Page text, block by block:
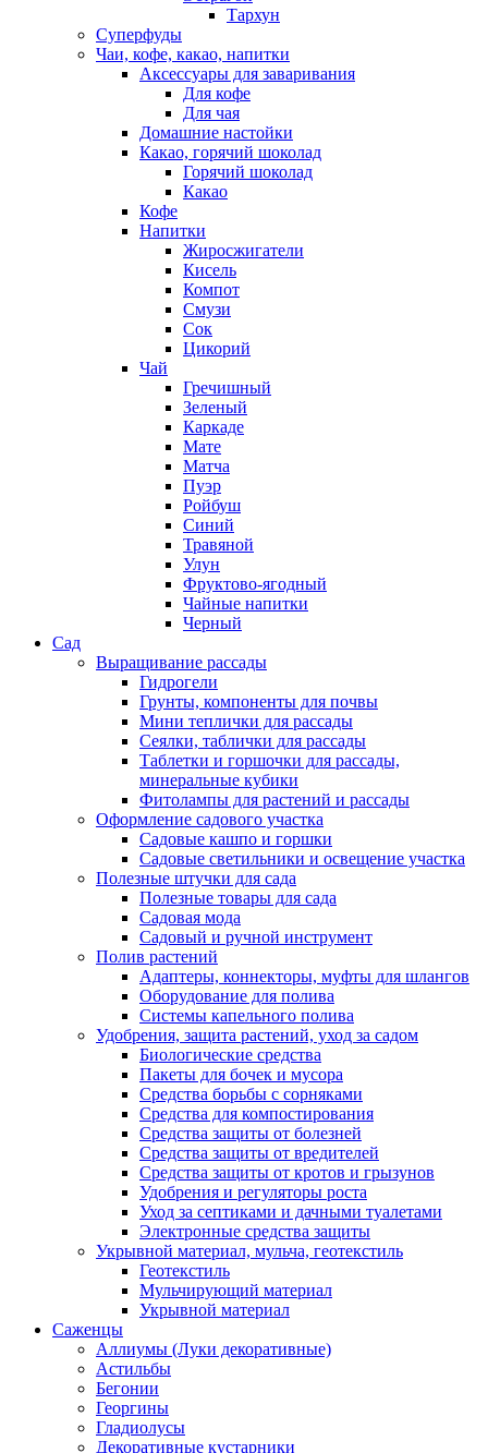
Тархун
Суперфуды
Чаи, кофе, какао, напитки
Аксессуары для заваривания
Для кофе
Для чая
Домашние настойки
Какао, горячий шоколад
Горячий шоколад
Какао
Кофе
Напитки
Жиросжигатели
Кисель
Компот
Смузи
Сок
Цикорий
Чай
Гречишный
Зеленый
Каркаде
Мате
Матча
Пуэр
Ройбуш
Синий
Травяной
Улун
Фруктово-ягодный
Чайные напитки
Черный
Сад
Выращивание рассады
Гидрогели
Грунты, компоненты для почвы
Мини теплички для рассады
Сеялки, таблички для рассады
Таблетки и горшочки для рассады,
минеральные кубики
Фитолампы для растений и рассады
Оформление садового участка
Садовые кашпо и горшки
Садовые светильники и освещение участка
Полезные штучки для сада
Полезные товары для сада
Садовая мода
Садовый и ручной инструмент
Полив растений
Адаптеры, коннекторы, муфты для шлангов
Оборудование для полива
Системы капельного полива
Удобрения, защита растений, уход за садом
Биологические средства
Пакеты для бочек и мусора
Средства борьбы с сорняками
Средства для компостирования
Средства защиты от болезней
Средства защиты от вредителей
Средства защиты от кротов и грызунов
Удобрения и регуляторы роста
Уход за септиками и дачными туалетами
Электронные средства защиты
Укрывной материал, мульча, геотекстиль
Геотекстиль
Мульчирующий материал
Укрывной материал
Саженцы
Аллиумы (Луки декоративные)
Астильбы
Бегонии
Георгины
Гладиолусы
Декоративные кустарники